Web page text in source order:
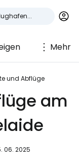
Mehr
und Abflüge
am
06. 2025